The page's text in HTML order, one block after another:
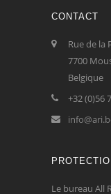
CONTACT
Rue de la
7700
Belgique
+32 (0)56
Le bureau All